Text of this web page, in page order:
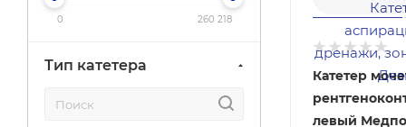
Катетер
левый
0 260 218
Тип катетера